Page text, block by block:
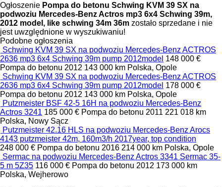
Ogłoszenie Pompa do betonu Schwing KVM 39 SX na
podwoziu Mercedes-Benz Actros mp3 6x4 Schwing 39m,
2012 model, like schwing 34m 36m zostało sprzedane i nie
jest uwzględnione w wyszukiwaniu!
Podobne ogłoszenia
Schwing KVM 39 SX na podwoziu Mercedes-Benz ACTROS
2636 mp3 6x4 Schwing 39m pump 2012model 148 000 €
Pompa do betonu 2012 143 000 km Polska, Opole
Schwing KVM 39 SX na podwoziu Mercedes-Benz ACTROS
2636 mp3 6x4 Schwing 39m pump 2012model 178 000 €
Pompa do betonu 2012 143 000 km Polska, Opole
Putzmeister BSF 42-5 16H na podwoziu Mercedes-Benz
Actros 3241 185 000 € Pompa do betonu 2011 221 018 km
Polska, Nowy Sącz
Putzmeister 42.16 HLS na podwoziu Mercedes-Benz Arocs
4143 putzmeister 42m, 160m3/h 2017year, top condition
248 000 € Pompa do betonu 2016 214 000 km Polska, Opole
Sermac na podwoziu Mercedes-Benz Actros 3341 Sermac 35-
5 m 5Z35 116 000 € Pompa do betonu 2012 173 000 km
Polska, Wejherowo